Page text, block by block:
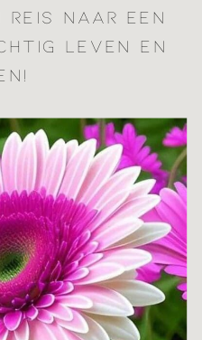
NAAR EEN
LEVEN EN